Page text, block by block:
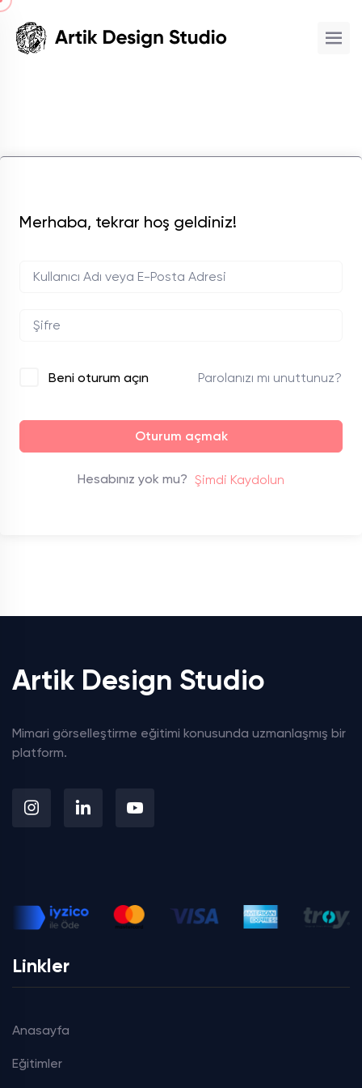
Merhaba, tekrar hoş geldiniz!
Beni oturum açın Parolanızı mı unuttunuz?
Oturum açmak
Hesabınız yok mu? Şimdi Kaydolun
Artik Design Studio
Mimari görselleştirme eğitimi konusunda uzmanlaşmış bir
platform.
Linkler
Anasayfa
Eğitimler